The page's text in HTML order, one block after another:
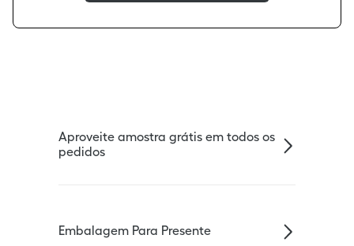
Aproveite amostra grátis em todos os
pedidos
Embalagem Para Presente